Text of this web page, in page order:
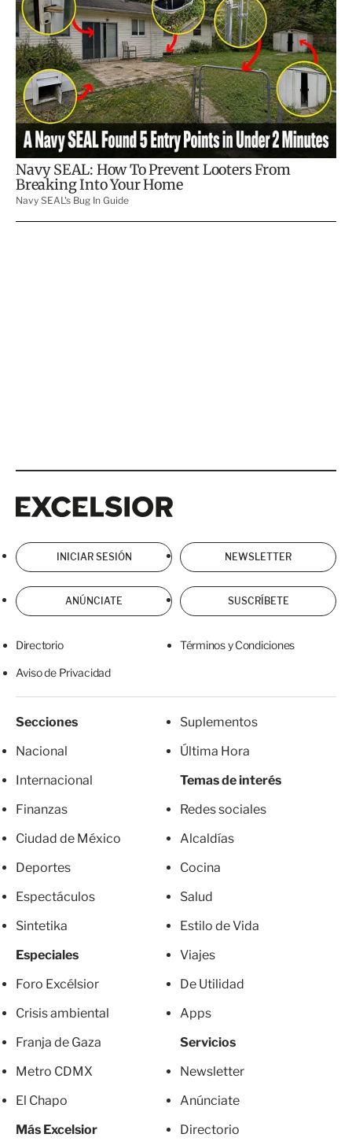
INICIAR SESIÓN NEWSLETTER
ANÚNCIATE SUSCRÍBETE
Directorio Términos y Condiciones
Aviso de Privacidad
Secciones
Nacional
Internacional
Finanzas
Ciudad de México
Deportes
Espectáculos
Sintetika
Especiales
Foro Excélsior
Crisis ambiental
Franja de Gaza
Metro CDMX
El Chapo
Más Excelsior
Suplementos
Última Hora
Temas de interés
Redes sociales
Alcaldías
Cocina
Salud
Estilo de Vida
Viajes
De Utilidad
Apps
Servicios
Newsletter
Anúnciate
Directorio